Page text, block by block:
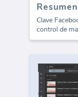
Clave
control de